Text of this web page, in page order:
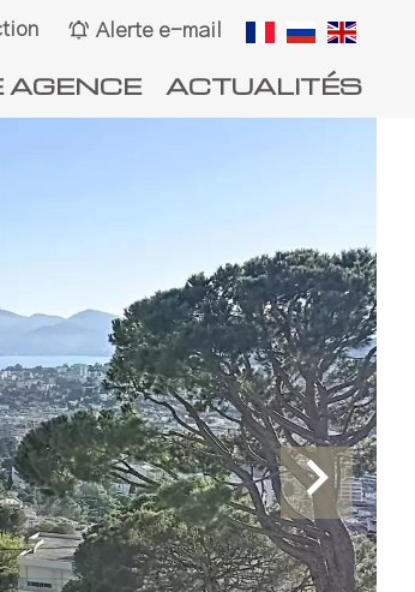
Alerte e-mail
AGENCE ACTUALITÉS